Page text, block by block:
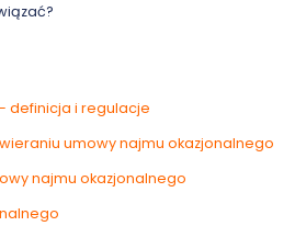
definicja i regulacje
umowy najmu okazjonalnego
najmu okazjonalnego